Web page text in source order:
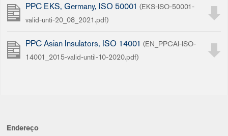
PPC EKS, Germany, ISO 50001 (EKS-ISO-50001-
valid-unti-20_08_2021.pdf)
PPC Asian Insulators, ISO 14001 (EN_PPCAI-ISO-
14001_2015-valid-until-10-2020.pdf)
Endereço